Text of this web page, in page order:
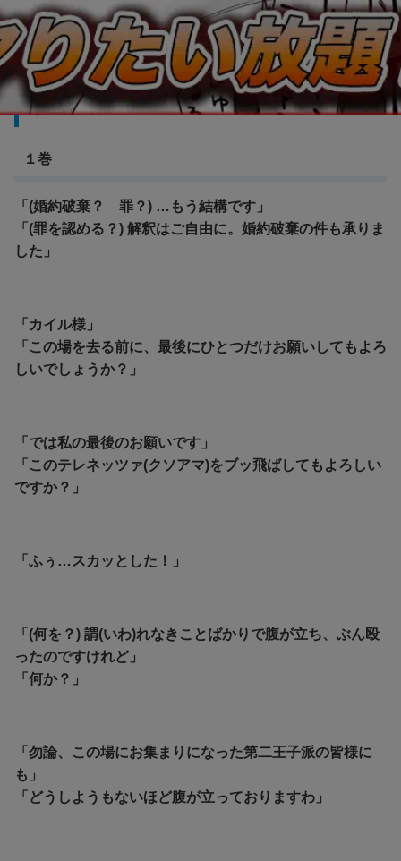
最後にひとつだけお願いしてもよろしいでしょ
うか
１巻
「(婚約破棄？ 罪？) …もう結構です」
「(罪を認める？) 解釈はご自由に。婚約破棄の件も承りま
した」
「カイル様」
「この場を去る前に、最後にひとつだけお願いしてもよろ
しいでしょうか？」
「では私の最後のお願いです」
「このテレネッツァ(クソアマ)をブッ飛ばしてもよろしい
ですか？」
「ふぅ…スカッとした！」
「(何を？) 謂(いわ)れなきことばかりで腹が立ち、ぶん殴
ったのですけれど」
「何か？」
「勿論、この場にお集まりになった第二王子派の皆様に
も」
「どうしようもないほど腹が立っておりますわ」